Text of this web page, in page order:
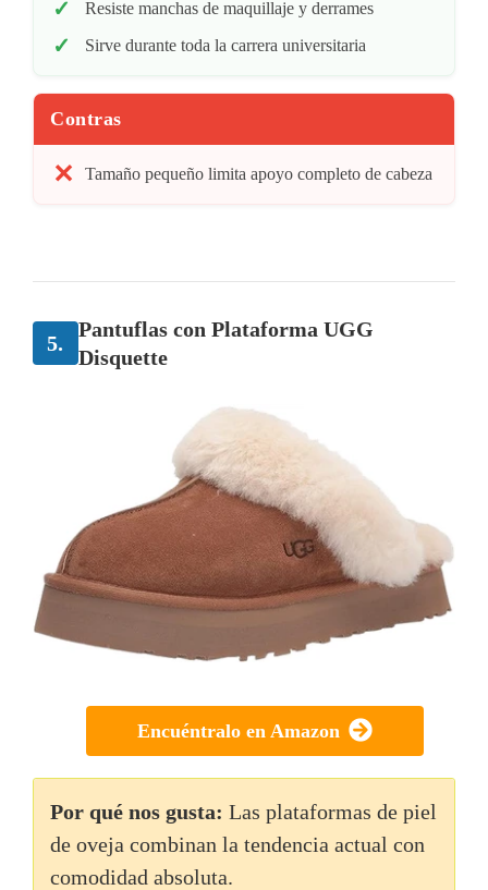
Resiste manchas de maquillaje y derrames
Sirve durante toda la carrera universitaria
Contras
Tamaño pequeño limita apoyo completo de cabeza
5.
Pantuflas con Plataforma UGG
Disquette
Encuéntralo en Amazon
Por qué nos gusta: Las plataformas de piel
de oveja combinan la tendencia actual con
comodidad absoluta.